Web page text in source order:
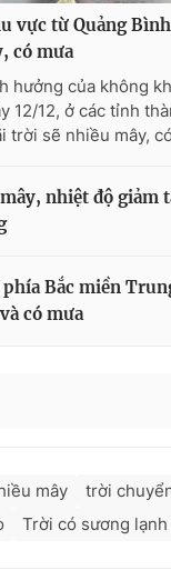
Đài Truyền hình Việt
báo VTV
355 931 - 024.38
vực từ Quảng
có mưa
hưởng của không
12/12, ở các tỉnh
trời sẽ nhiều mây,
nhiệt độ giảm
phía Bắc miền
có mưa
mây
trời
Trời có sương lạnh